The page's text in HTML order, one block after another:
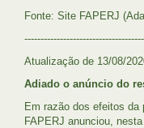
Fonte: Site FAPERJ
Atualização de 13/08/
Adiado o anúncio do
Em razão dos efeitos da
FAPERJ anunciou,